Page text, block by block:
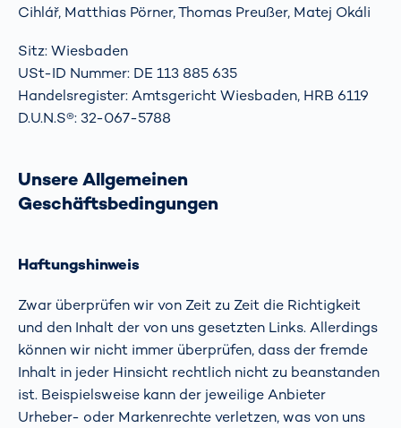
Cihlář, Matthias Pörner, Thomas Preußer, Matej Okáli
Sitz: Wiesbaden
USt-ID Nummer: DE 113 885 635
Handelsregister: Amtsgericht Wiesbaden, HRB 6119
D.U.N.S®: 32-067-5788
Unsere Allgemeinen
Geschäftsbedingungen
Haftungshinweis
Zwar überprüfen wir von Zeit zu Zeit die Richtigkeit
und den Inhalt der von uns gesetzten Links. Allerdings
können wir nicht immer überprüfen, dass der fremde
Inhalt in jeder Hinsicht rechtlich nicht zu beanstanden
ist. Beispielsweise kann der jeweilige Anbieter
Urheber- oder Markenrechte verletzen, was von uns